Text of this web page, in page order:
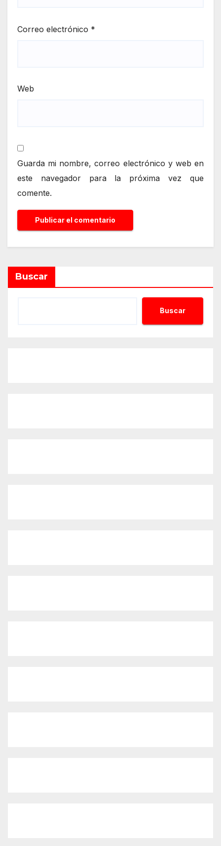
Correo electrónico *
Web
Guarda mi nombre, correo electrónico y web en
este navegador para la próxima vez que
comente.
Buscar
Buscar